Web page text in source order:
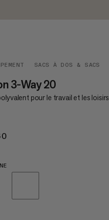
SACS À DOS & SACS
3-Way 20
pour le travail et les loisirs